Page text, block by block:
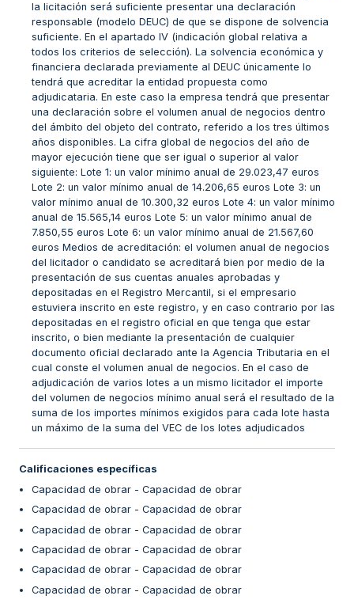
la licitación será suficiente presentar una declaración
responsable (modelo DEUC) de que se dispone de solvencia
suficiente. En el apartado IV (indicación global relativa a
todos los criterios de selección). La solvencia económica y
financiera declarada previamente al DEUC únicamente lo
tendrá que acreditar la entidad propuesta como
adjudicataria. En este caso la empresa tendrá que presentar
una declaración sobre el volumen anual de negocios dentro
del ámbito del objeto del contrato, referido a los tres últimos
años disponibles. La cifra global de negocios del año de
mayor ejecución tiene que ser igual o superior al valor
siguiente: Lote 1: un valor mínimo anual de 29.023,47 euros
Lote 2: un valor mínimo anual de 14.206,65 euros Lote 3: un
valor mínimo anual de 10.300,32 euros Lote 4: un valor mínimo
anual de 15.565,14 euros Lote 5: un valor mínimo anual de
7.850,55 euros Lote 6: un valor mínimo anual de 21.567,60
euros Medios de acreditación: el volumen anual de negocios
del licitador o candidato se acreditará bien por medio de la
presentación de sus cuentas anuales aprobadas y
depositadas en el Registro Mercantil, si el empresario
estuviera inscrito en este registro, y en caso contrario por las
depositadas en el registro oficial en que tenga que estar
inscrito, o bien mediante la presentación de cualquier
documento oficial declarado ante la Agencia Tributaria en el
cual conste el volumen anual de negocios. En el caso de
adjudicación de varios lotes a un mismo licitador el importe
del volumen de negocios mínimo anual será el resultado de la
suma de los importes mínimos exigidos para cada lote hasta
un máximo de la suma del VEC de los lotes adjudicados
Calificaciones específicas
Capacidad de obrar - Capacidad de obrar
Capacidad de obrar - Capacidad de obrar
Capacidad de obrar - Capacidad de obrar
Capacidad de obrar - Capacidad de obrar
Capacidad de obrar - Capacidad de obrar
Capacidad de obrar - Capacidad de obrar